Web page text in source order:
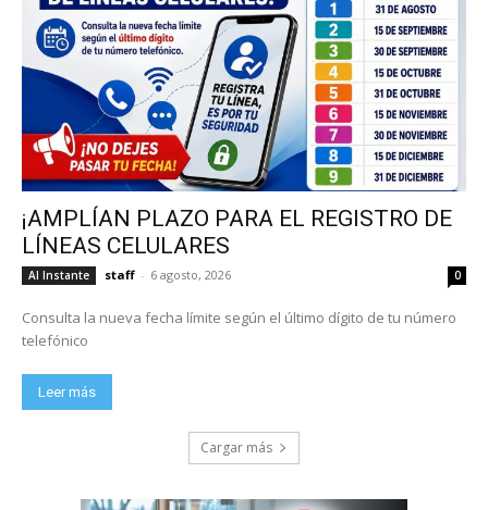
¡AMPLÍAN PLAZO PARA EL REGISTRO DE
LÍNEAS CELULARES
Al Instante staff - 6 agosto, 2026 0
Consulta la nueva fecha límite según el último dígito de tu número
telefónico
Leer más
Cargar más